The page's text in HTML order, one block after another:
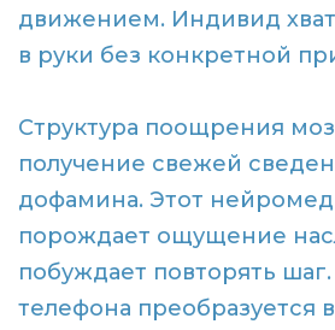
движением. Индивид
в руки без конкретной
Структура поощрения
получение свежей
дофамина. Этот
порождает ощущение
побуждает повторять
телефона преобразуется